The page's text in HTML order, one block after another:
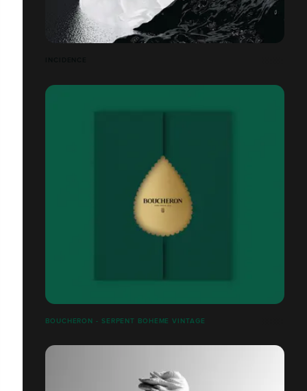
BOUCHERON - SERPENT BOHEME VINTAGE